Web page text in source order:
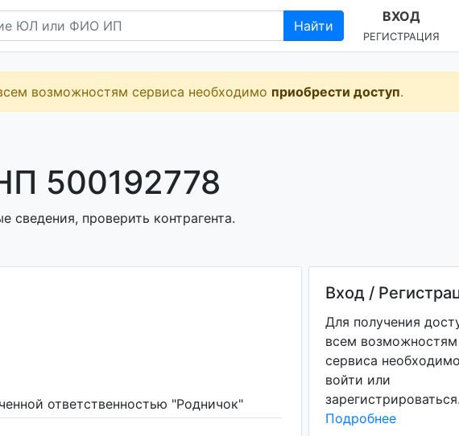
Найти
ВХОД
РЕГИСТРАЦИЯ
возможностям сервиса необходимо приобрести доступ.
500192778
проверить контрагента.
ответственностью "Родничок"
Вход /
Для получения
всем возможностям
сервиса
войти или
Подробнее